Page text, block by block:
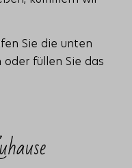
Sie die unten
füllen Sie das